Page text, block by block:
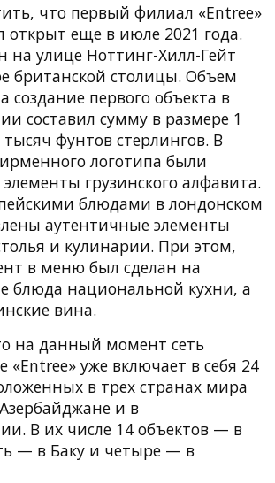
что первый филиал «Entree»
открыт еще в июле 2021 года.
на улице Ноттинг-Хилл-Гейт
британской столицы. Объем
создание первого объекта в
составил сумму в размере 1
фунтов стерлингов. В
логотипа были
грузинского алфавита.
блюдами в лондонском
аутентичные элементы
и кулинарии. При этом,
в меню был сделан на
блюда национальной кухни, а
вина.
на данный момент сеть
«Entree» уже включает в себя 24
в трех странах мира
и в
В их числе 14 объектов — в
— в Баку и четыре — в